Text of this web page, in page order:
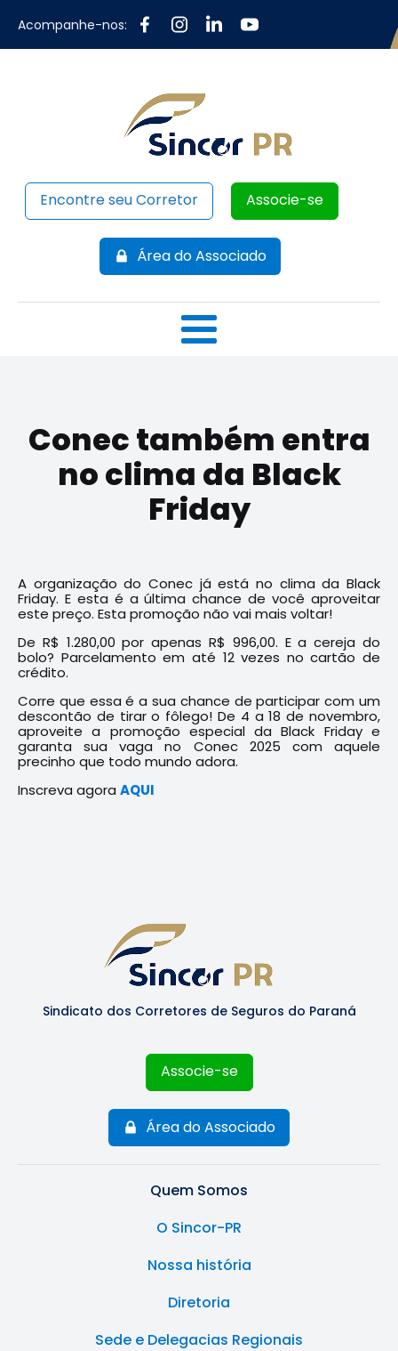
Acompanhe-nos:
Encontre seu Corretor Associe-se
Área do Associado
Conec também entra
no clima da Black
Friday
A organização do Conec já está no clima da Black
Friday. E esta é a última chance de você aproveitar
este preço. Esta promoção não vai mais voltar!
De R$ 1.280,00 por apenas R$ 996,00. E a cereja do
bolo? Parcelamento em até 12 vezes no cartão de
crédito.
Corre que essa é a sua chance de participar com um
descontão de tirar o fôlego! De 4 a 18 de novembro,
aproveite a promoção especial da Black Friday e
garanta sua vaga no Conec 2025 com aquele
precinho que todo mundo adora.
Inscreva agora AQUI
Sindicato dos Corretores de Seguros do Paraná
Associe-se
Área do Associado
Quem Somos
O Sincor-PR
Nossa história
Diretoria
Sede e Delegacias Regionais